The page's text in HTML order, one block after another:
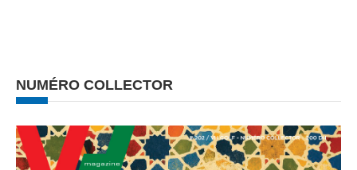
NUMÉRO COLLECTOR